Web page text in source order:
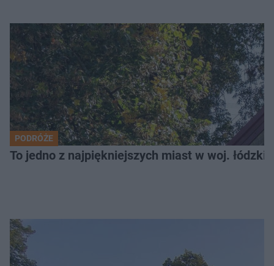
PODRÓŻE
To jedno z najpiękniejszych miast w woj.